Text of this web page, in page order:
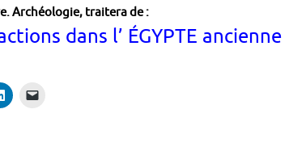
Archéologie, traitera de :
dans l’ ÉGYPTE ancienne